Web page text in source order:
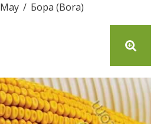
May Бора (Bora)